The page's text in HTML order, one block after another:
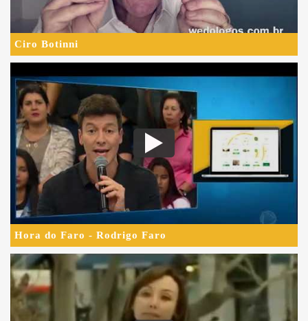
Ciro Botinni
Hora do Faro - Rodrigo Faro